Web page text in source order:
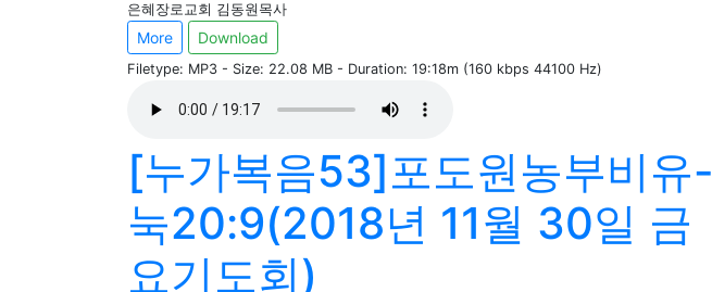
은혜장로교회 김동원목사
More Download
Filetype: MP3 - Size: 22.08 MB - Duration: 19:18m (160 kbps 44100 Hz)
[누가복음53]포도원농부비유-
눅20:9(2018년 11월 30일 금
요기도회)